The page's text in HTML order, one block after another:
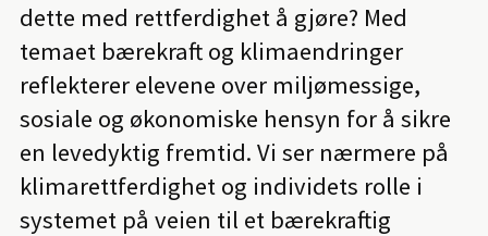
dette med rettferdighet å gjøre? Med
temaet bærekraft og klimaendringer
reflekterer elevene over miljømessige,
sosiale og økonomiske hensyn for å sikre
en levedyktig fremtid. Vi ser nærmere på
klimarettferdighet og individets rolle i
systemet på veien til et bærekraftig